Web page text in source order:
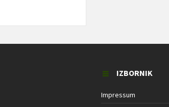
IZBORNIK
Impressum